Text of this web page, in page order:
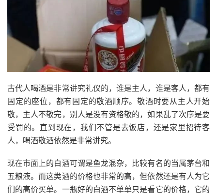
古代人喝酒是非常讲究礼仪的，谁是主人，谁是客人，都有
固定的座位，都有固定的敬酒顺序。敬酒时要从主人开始
敬，主人不敬完，别人是没有资格敬的，如果乱了次序是要
受罚的。直到现在，我们不管是去饭店，还是家里招待客
人，喝酒敬酒依然是非常讲究。
现在市面上的白酒可谓是鱼龙混杂，比较有名的当属茅台和
五粮液。而这类酒的价格也非常的高，但依然还是有人为它
们的高价买单。一瓶好的白酒不单单只是看它的价格，它的